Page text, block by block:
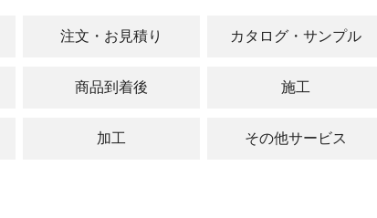
注文・お見積り カタログ・サンプル
商品到着後 施工
加工 その他サービス